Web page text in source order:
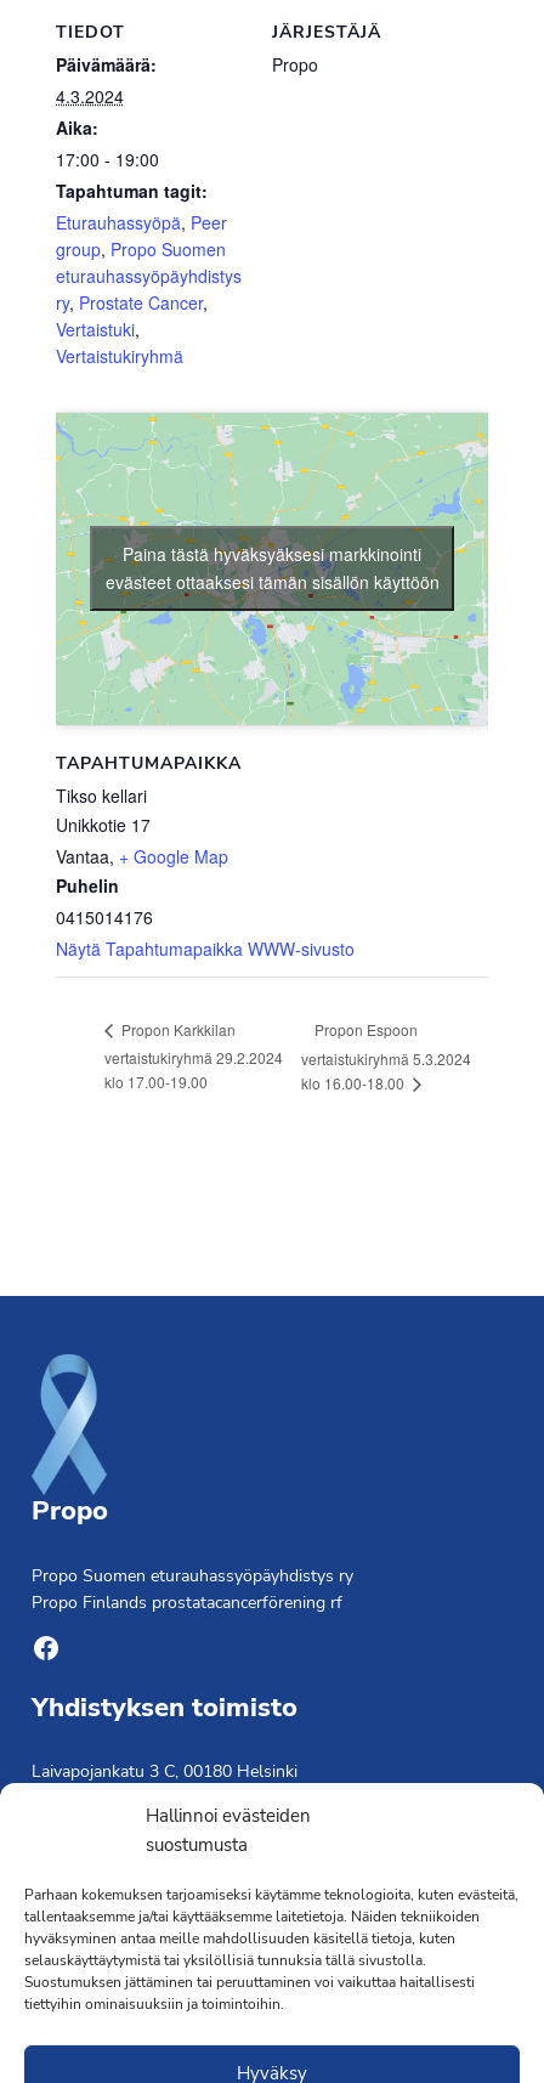
Hallinnoi evästeiden
suostumusta
Parhaan kokemuksen tarjoamiseksi käytämme teknologioita, kuten evästeitä,
tallentaaksemme ja/tai käyttääksemme laitetietoja. Näiden tekniikoiden
hyväksyminen antaa meille mahdollisuuden käsitellä tietoja, kuten
selauskäyttäytymistä tai yksilöllisiä tunnuksia tällä sivustolla.
Suostumuksen jättäminen tai peruuttaminen voi vaikuttaa haitallisesti
tiettyihin ominaisuuksiin ja toimintoihin.
Hyväksy
TIEDOT
Päivämäärä:
4.3.2024
Aika:
17:00 - 19:00
Tapahtuman tagit:
Eturauhassyöpä, Peer
group, Propo Suomen
eturauhassyöpäyhdistys
ry, Prostate Cancer,
Vertaistuki,
Vertaistukiryhmä
JÄRJESTÄJÄ
Propo
TAPAHTUMAPAIKKA
Tikso kellari
Unikkotie 17
Vantaa, + Google Map
Puhelin
0415014176
Näytä Tapahtumapaikka WWW-sivusto
Paina tästä hyväksyäksesi markkinointi
evästeet ottaaksesi tämän sisällön käyttöön
Propon Karkkilan
vertaistukiryhmä 29.2.2024
klo 17.00-19.00
Propon Espoon
vertaistukiryhmä 5.3.2024
klo 16.00-18.00
Propo
Propo Suomen eturauhassyöpäyhdistys ry
Propo Finlands prostatacancerförening rf
Facebook
Yhdistyksen toimisto
Laivapojankatu 3 C, 00180 Helsinki
Saavutettavuusseloste »
Toiminnanjohtaja
Kimmo Järvinen
Terveydenhoitaja
041 501 4176